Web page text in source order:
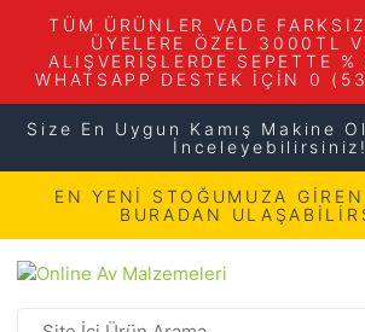
TÜM ÜRÜNLER VADE
ÜYELERE ÖZEL 3000TL
ALIŞVERİŞLERDE SEPETTE
WHATSAPP DESTEK İÇİN 0
Size En Uygun Kamış Makine
İnceleyebilirsiniz!
EN YENİ STOĞUMUZA
BURADAN